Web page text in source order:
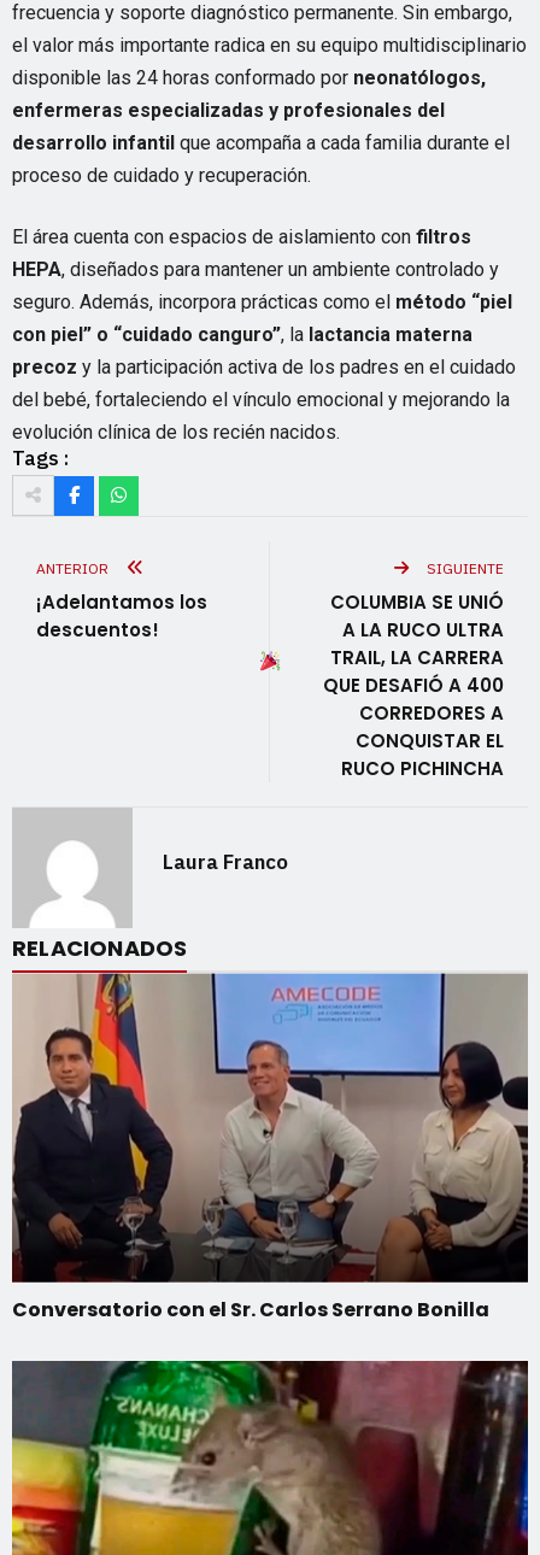
frecuencia y soporte diagnóstico permanente. Sin embargo,
el valor más importante radica en su equipo multidisciplinario
disponible las 24 horas conformado por neonatólogos,
enfermeras especializadas y profesionales del
desarrollo infantil que acompaña a cada familia durante el
proceso de cuidado y recuperación.
El área cuenta con espacios de aislamiento con filtros
HEPA, diseñados para mantener un ambiente controlado y
seguro. Además, incorpora prácticas como el método “piel
con piel” o “cuidado canguro”, la lactancia materna
precoz y la participación activa de los padres en el cuidado
del bebé, fortaleciendo el vínculo emocional y mejorando la
evolución clínica de los recién nacidos.
Tags :
ANTERIOR
¡Adelantamos los
descuentos!
SIGUIENTE
COLUMBIA SE UNIÓ
A LA RUCO ULTRA
TRAIL, LA CARRERA
QUE DESAFIÓ A 400
CORREDORES A
CONQUISTAR EL
RUCO PICHINCHA
Laura Franco
RELACIONADOS
Conversatorio con el Sr. Carlos Serrano Bonilla